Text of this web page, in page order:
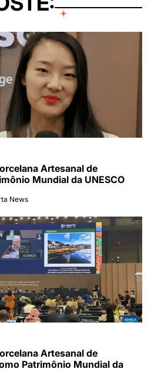
Artesanal de
Mundial da UNESCO
News
Artesanal de
Patrimônio Mundial da